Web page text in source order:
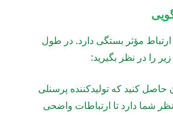
مؤثر بستگی دارد. در طول
را در نظر بگیرید:
حاصل کنید که تولیدکننده پرسنلی
شما دارد تا ارتباطات واضحی